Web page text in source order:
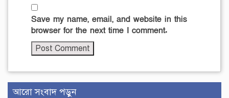
Save my name, email, and website in this
browser for the next time I comment.
আরো সংবাদ পড়ুন